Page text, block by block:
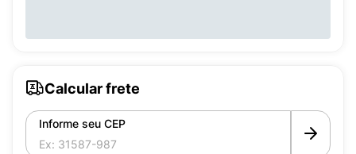
Calcular frete
Informe seu CEP